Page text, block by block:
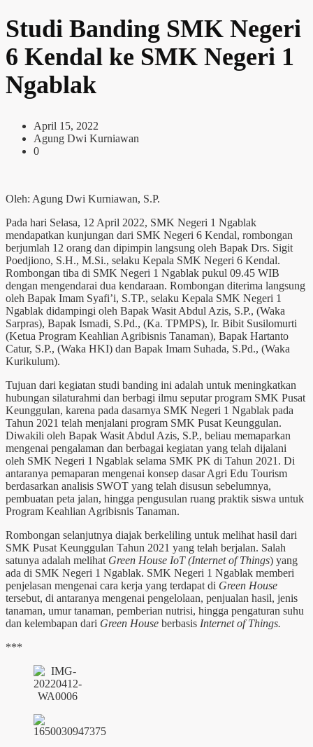
Studi Banding SMK Negeri
6 Kendal ke SMK Negeri 1
Ngablak
April 15, 2022
Agung Dwi Kurniawan
0
Oleh: Agung Dwi Kurniawan, S.P.
Pada hari Selasa, 12 April 2022, SMK Negeri 1 Ngablak
mendapatkan kunjungan dari SMK Negeri 6 Kendal, rombongan
berjumlah 12 orang dan dipimpin langsung oleh Bapak Drs. Sigit
Poedjiono, S.H., M.Si., selaku Kepala SMK Negeri 6 Kendal.
Rombongan tiba di SMK Negeri 1 Ngablak pukul 09.45 WIB
dengan mengendarai dua kendaraan. Rombongan diterima langsung
oleh Bapak Imam Syafi’i, S.TP., selaku Kepala SMK Negeri 1
Ngablak didampingi oleh Bapak Wasit Abdul Azis, S.P., (Waka
Sarpras), Bapak Ismadi, S.Pd., (Ka. TPMPS), Ir. Bibit Susilomurti
(Ketua Program Keahlian Agribisnis Tanaman), Bapak Hartanto
Catur, S.P., (Waka HKI) dan Bapak Imam Suhada, S.Pd., (Waka
Kurikulum).
Tujuan dari kegiatan studi banding ini adalah untuk meningkatkan
hubungan silaturahmi dan berbagi ilmu seputar program SMK Pusat
Keunggulan, karena pada dasarnya SMK Negeri 1 Ngablak pada
Tahun 2021 telah menjalani program SMK Pusat Keunggulan.
Diwakili oleh Bapak Wasit Abdul Azis, S.P., beliau memaparkan
mengenai pengalaman dan berbagai kegiatan yang telah dijalani
oleh SMK Negeri 1 Ngablak selama SMK PK di Tahun 2021. Di
antaranya pemaparan mengenai konsep dasar Agri Edu Tourism
berdasarkan analisis SWOT yang telah disusun sebelumnya,
pembuatan peta jalan, hingga pengusulan ruang praktik siswa untuk
Program Keahlian Agribisnis Tanaman.
Rombongan selanjutnya diajak berkeliling untuk melihat hasil dari
SMK Pusat Keunggulan Tahun 2021 yang telah berjalan. Salah
satunya adalah melihat Green House IoT (Internet of Things) yang
ada di SMK Negeri 1 Ngablak. SMK Negeri 1 Ngablak memberi
penjelasan mengenai cara kerja yang terdapat di Green House
tersebut, di antaranya mengenai pengelolaan, penjualan hasil, jenis
tanaman, umur tanaman, pemberian nutrisi, hingga pengaturan suhu
dan kelembapan dari Green House berbasis Internet of Things.
***